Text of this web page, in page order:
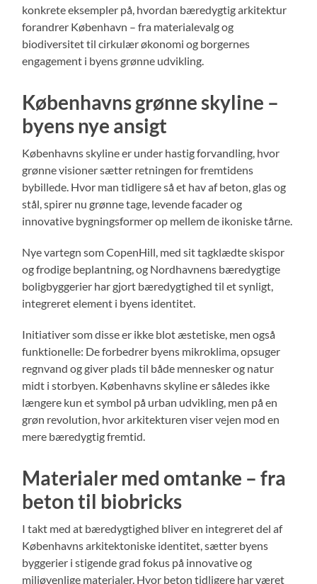
konkrete eksempler på, hvordan bæredygtig arkitektur
forandrer København – fra materialevalg og
biodiversitet til cirkulær økonomi og borgernes
engagement i byens grønne udvikling.
Københavns grønne skyline –
byens nye ansigt
Københavns skyline er under hastig forvandling, hvor
grønne visioner sætter retningen for fremtidens
bybillede. Hvor man tidligere så et hav af beton, glas og
stål, spirer nu grønne tage, levende facader og
innovative bygningsformer op mellem de ikoniske tårne.
Nye vartegn som CopenHill, med sit tagklædte skispor
og frodige beplantning, og Nordhavnens bæredygtige
boligbyggerier har gjort bæredygtighed til et synligt,
integreret element i byens identitet.
Initiativer som disse er ikke blot æstetiske, men også
funktionelle: De forbedrer byens mikroklima, opsuger
regnvand og giver plads til både mennesker og natur
midt i storbyen. Københavns skyline er således ikke
længere kun et symbol på urban udvikling, men på en
grøn revolution, hvor arkitekturen viser vejen mod en
mere bæredygtig fremtid.
Materialer med omtanke – fra
beton til biobricks
I takt med at bæredygtighed bliver en integreret del af
Københavns arkitektoniske identitet, sætter byens
byggerier i stigende grad fokus på innovative og
miljøvenlige materialer. Hvor beton tidligere har været